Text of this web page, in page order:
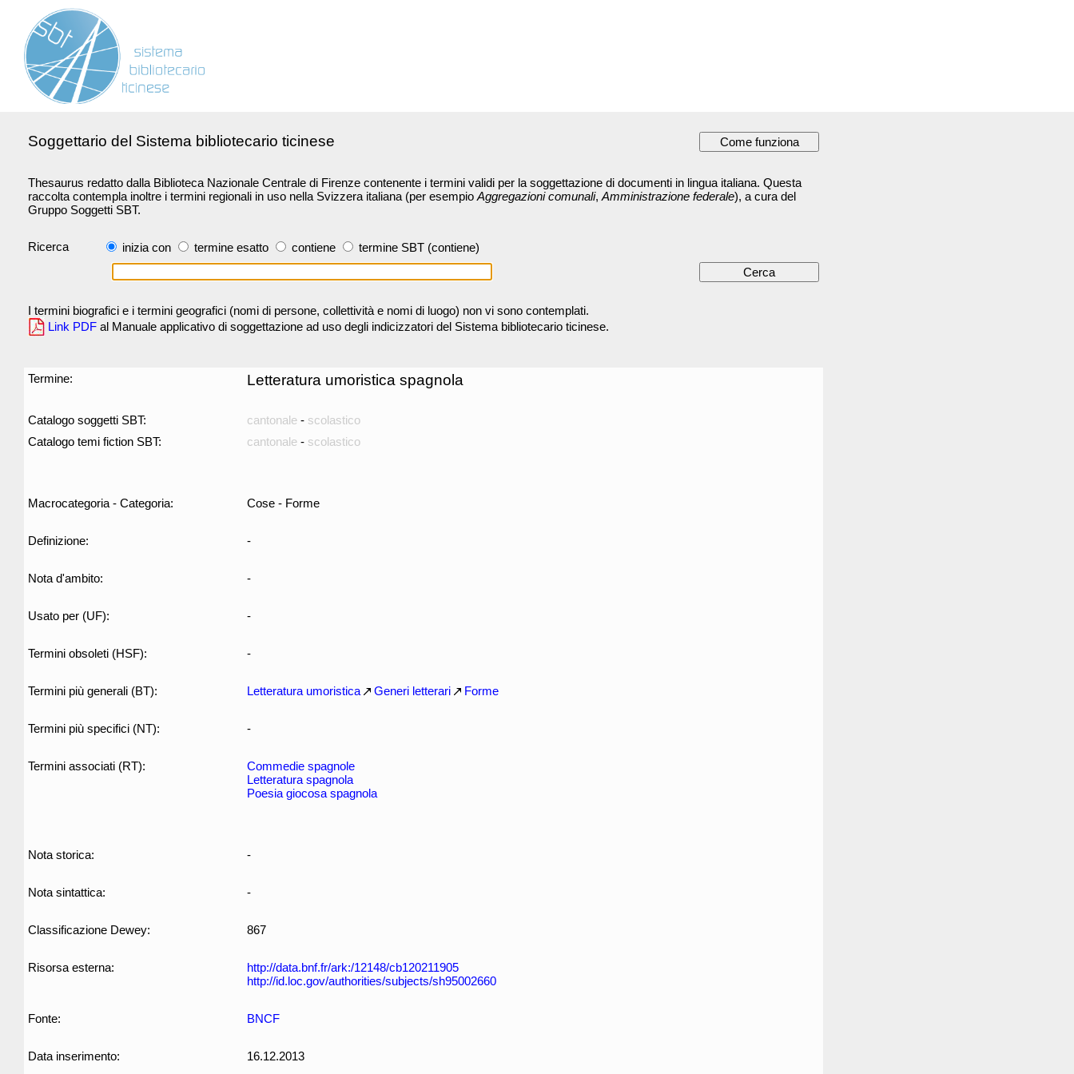
Soggettario del Sistema bibliotecario ticinese
Thesaurus redatto dalla Biblioteca Nazionale Centrale di Firenze contenente i termini validi per la soggettazione di documenti in lingua italiana. Questa
raccolta contempla inoltre i termini regionali in uso nella Svizzera italiana (per esempio Aggregazioni comunali, Amministrazione federale), a cura del
Gruppo Soggetti SBT.
Ricerca inizia con termine esatto contiene termine SBT (contiene)
I termini biografici e i termini geografici (nomi di persone, collettività e nomi di luogo) non vi sono contemplati.
Link PDF al Manuale applicativo di soggettazione ad uso degli indicizzatori del Sistema bibliotecario ticinese.
Termine: Letteratura umoristica spagnola
Catalogo soggetti SBT: cantonale - scolastico
Catalogo temi fiction SBT:
cantonale - scolastico
Macrocategoria - Categoria: Cose - Forme
Definizione: -
Nota d'ambito: -
Usato per (UF): -
Termini obsoleti (HSF): -
Termini più generali (BT): Letteratura umoristica Generi letterari Forme
Termini più specifici (NT): -
Termini associati (RT):
Commedie spagnole
Letteratura spagnola
Poesia giocosa spagnola
Nota storica: -
Nota sintattica: -
Classificazione Dewey: 867
Risorsa esterna:
http://data.bnf.fr/ark:/12148/cb120211905
http://id.loc.gov/authorities/subjects/sh95002660
Fonte: BNCF
Data inserimento: 16.12.2013